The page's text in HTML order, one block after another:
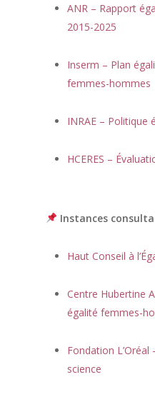
ANR – Rapport
2015-2025
Inserm – Plan
femmes-hommes
INRAE – Politique
HCERES –
Instances
Haut Conseil à
Centre Hubertine
égalité femmes-
Fondation
science